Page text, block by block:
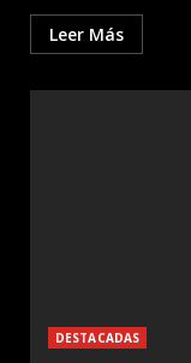
Leer Más
DESTACADAS